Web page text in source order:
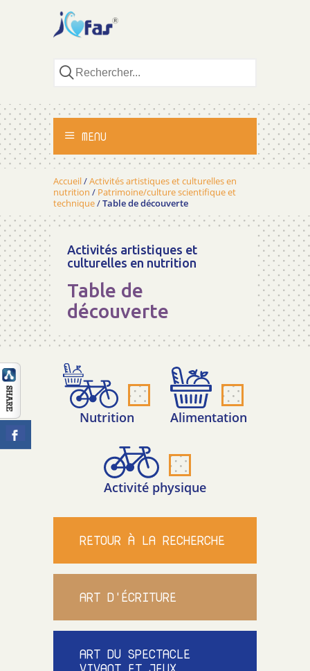
MENU
ACCUEIL
ACTIVITÉS
MÉTHODOLOGIE
TÉMOIGNAGES
Accueil/Activités artistiques et culturelles en
nutrition / Patrimoine/culture scientifique et
technique/Table de découverte
Activités artistiques et
culturelles en nutrition
Table de
découverte
Nutrition Alimentation
Activité physique
RETOUR À LA RECHERCHE
ART D'ÉCRITURE
ART DU SPECTACLE